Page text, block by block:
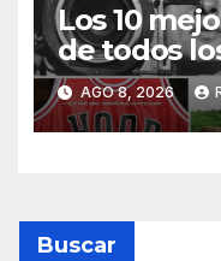
Los 10
de todos
AGO 8, 2026
Buscar